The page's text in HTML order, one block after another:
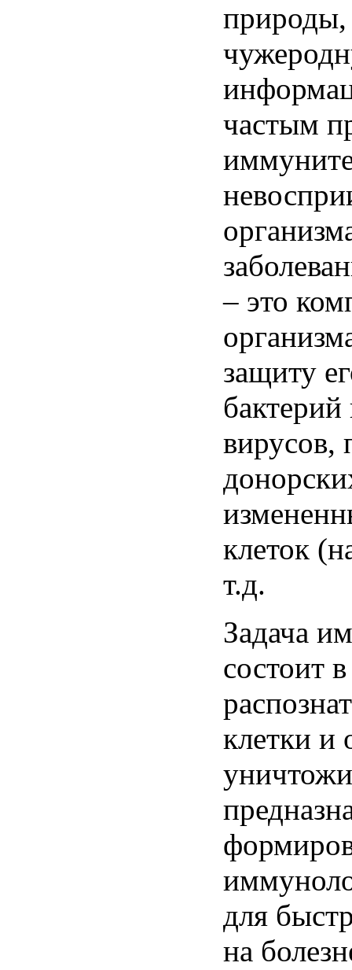
частым
– это
защиту
вирусов,
клеток
т.д.
Задача
состоит
клетки и
для
на